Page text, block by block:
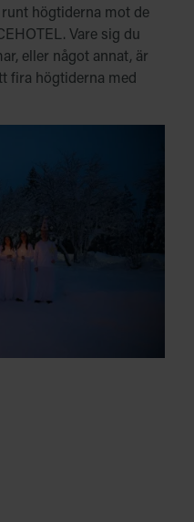
högtiderna mot de
Vare sig du
eller något annat, är
fira högtiderna med